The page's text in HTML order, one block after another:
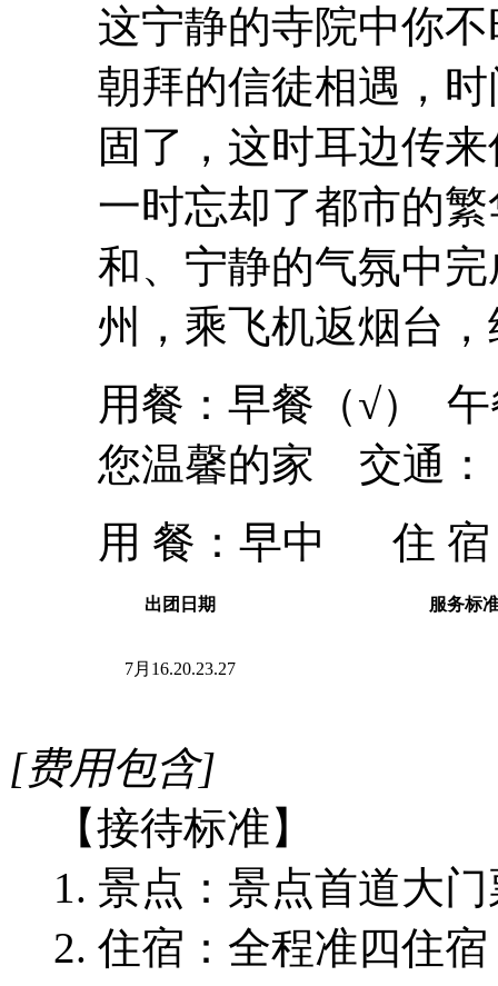
这宁静的寺院中你
朝拜的信徒相遇，
固了，这时耳边传
一时忘却了都市的
和、宁静的气氛中
州，乘飞机返烟台
用餐：早餐（√）
您温馨的家 交通：
用 餐： 早中 住
出团日期 服务标
7月16.20.23.27
[费用包含]
【接待标准】
1. 景点：景点首道大
2. 住宿：全程准四住